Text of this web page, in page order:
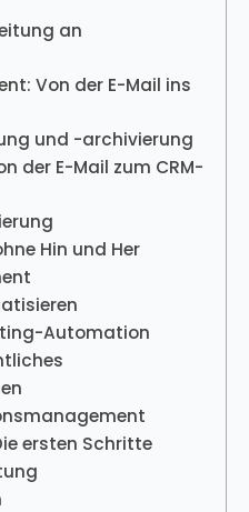
an
Von der E-Mail ins
und -archivierung
der E-Mail zum CRM-
Hin und Her
Automation
ersten Schritte